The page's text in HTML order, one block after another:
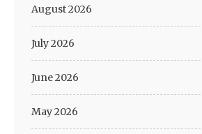
August 2026
July 2026
June 2026
May 2026